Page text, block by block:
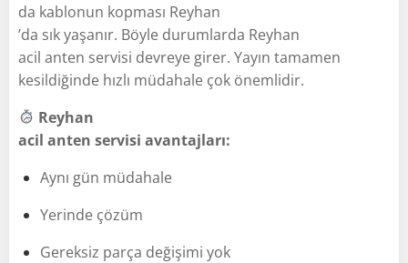
da kablonun kopması Reyhan
’da sık yaşanır. Böyle durumlarda Reyhan
acil anten servisi devreye girer. Yayın tamamen
kesildiğinde hızlı müdahale çok önemlidir.
Reyhan
acil anten servisi avantajları:
Aynı gün müdahale
Yerinde çözüm
Gereksiz parça değişimi yok